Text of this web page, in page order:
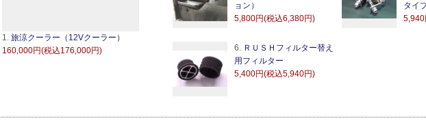
1. 旅涼クーラー（12Vクーラー）
160,000円(税込176,000円)
ョン）
5,800円(税込6,380円)
タイ
6.ＲＵＳＨフィルター替え
用フィルター
5,400円(税込5,940円)